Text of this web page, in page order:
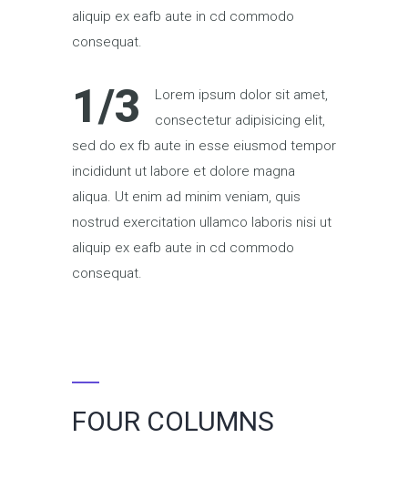
aliquip ex eafb aute in cd commodo
consequat.
1/3
Lorem ipsum dolor sit amet,
consectetur adipisicing elit,
sed do ex fb aute in esse eiusmod tempor
incididunt ut labore et dolore magna
aliqua. Ut enim ad minim veniam, quis
nostrud exercitation ullamco laboris nisi ut
aliquip ex eafb aute in cd commodo
consequat.
FOUR COLUMNS